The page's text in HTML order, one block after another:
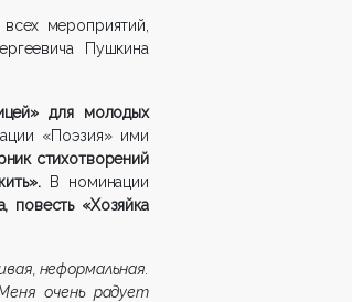
мероприятий,
Пушкина
для молодых
«Поэзия» ими
стихотворений
В номинации
повесть «Хозяйка
неформальная.
очень радует